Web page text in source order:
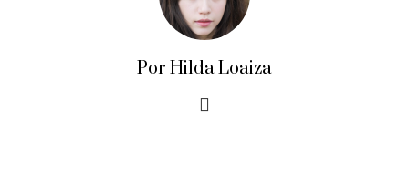
Por Hilda Loaiza